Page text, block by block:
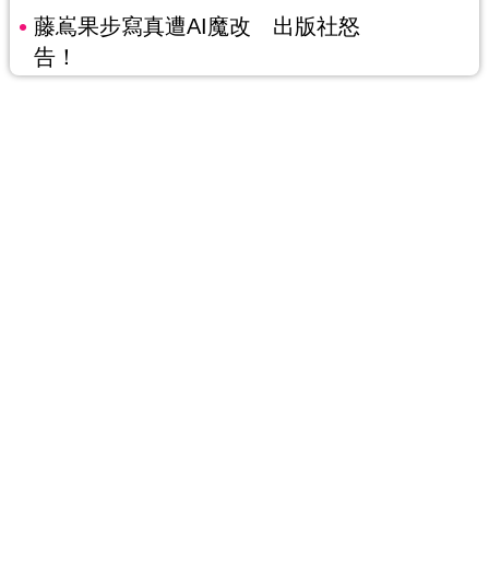
藤嶌果步寫真遭AI魔改 出版社怒
告！